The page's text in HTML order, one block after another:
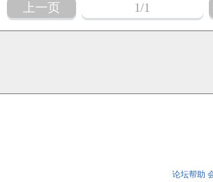
上一页 1/1
论坛帮助